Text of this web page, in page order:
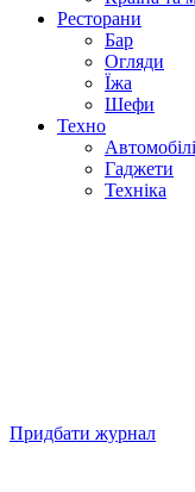
Ресторани
Бар
Огляди
Їжа
Шефи
Техно
Автомобілі
Гаджети
Техніка
Придбати журнал